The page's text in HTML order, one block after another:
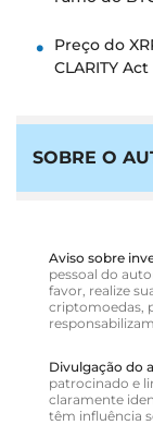
Preço do
CLARITY Act
SOBRE O
Aviso sobre
pessoal do
favor, realize
criptomoedas,
Divulgação do
patrocinado e
claramente
têm influência